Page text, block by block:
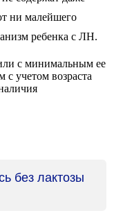
ни малейшего
ребенка с ЛН.
с минимальным ее
с учетом возраста
без лактозы